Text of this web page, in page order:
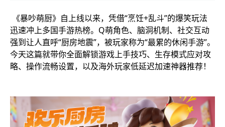
《暴吵萌厨》自上线以来，凭借“烹饪+乱斗”的爆笑玩法
迅速冲上多国手游热榜。Q萌角色、脑洞机制、社交互动
强到让人直呼“厨房地震”，被玩家称为“最累的休闲手游”。
今天这篇就带你全面解锁游戏上手技巧、生存模式应对攻
略、操作流畅设置，以及海外玩家低延迟加速神器推荐！